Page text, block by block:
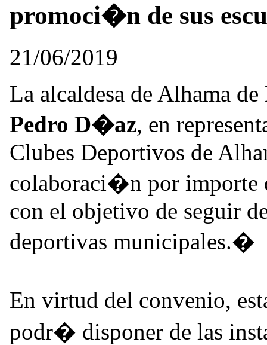
promoci�n de sus
21/06/2019
La alcaldesa de Alhama
Pedro D�az, en
Clubes Deportivos de
colaboraci�n por
con el objetivo de seguir
deportivas municipales.�
En virtud del convenio,
podr� disponer de las